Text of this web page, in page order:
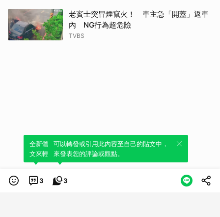
老賓士突冒煙竄火！ 車主急「開蓋」返車
內 NG行為超危險
TVBS
3
全新體驗！一鍵引用此內容，透過發布貼
文來輕鬆表達個人立場。
3
可以轉發或引用此內容至自己的貼文中，
來發表您的評論或觀點。